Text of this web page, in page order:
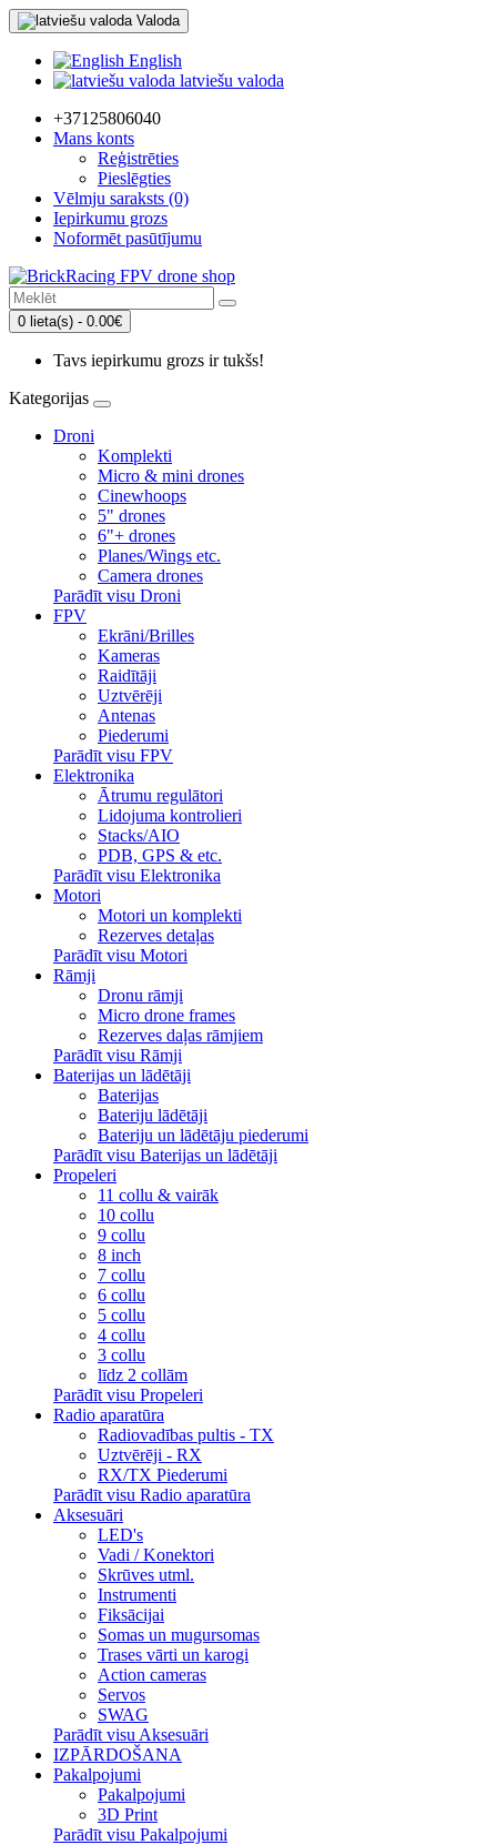
Valoda
English
latviešu valoda
+37125806040
Mans konts
Reģistrēties
Pieslēgties
Vēlmju saraksts (0)
Iepirkumu grozs
Noformēt pasūtījumu
0 lieta(s) - 0.00€
Tavs iepirkumu grozs ir tukšs!
Kategorijas
Droni
Komplekti
Micro & mini drones
Cinewhoops
5" drones
6"+ drones
Planes/Wings etc.
Camera drones
Parādīt visu Droni
FPV
Ekrāni/Brilles
Kameras
Raidītāji
Uztvērēji
Antenas
Piederumi
Parādīt visu FPV
Elektronika
Ātrumu regulātori
Lidojuma kontrolieri
Stacks/AIO
PDB, GPS & etc.
Parādīt visu Elektronika
Motori
Motori un komplekti
Rezerves detaļas
Parādīt visu Motori
Rāmji
Dronu rāmji
Micro drone frames
Rezerves daļas rāmjiem
Parādīt visu Rāmji
Baterijas un lādētāji
Baterijas
Bateriju lādētāji
Bateriju un lādētāju piederumi
Parādīt visu Baterijas un lādētāji
Propeleri
11 collu & vairāk
10 collu
9 collu
8 inch
7 collu
6 collu
5 collu
4 collu
3 collu
līdz 2 collām
Parādīt visu Propeleri
Radio aparatūra
Radiovadības pultis - TX
Uztvērēji - RX
RX/TX Piederumi
Parādīt visu Radio aparatūra
Aksesuāri
LED's
Vadi / Konektori
Skrūves utml.
Instrumenti
Fiksācijai
Somas un mugursomas
Trases vārti un karogi
Action cameras
Servos
SWAG
Parādīt visu Aksesuāri
IZPĀRDOŠANA
Pakalpojumi
Pakalpojumi
3D Print
Parādīt visu Pakalpojumi